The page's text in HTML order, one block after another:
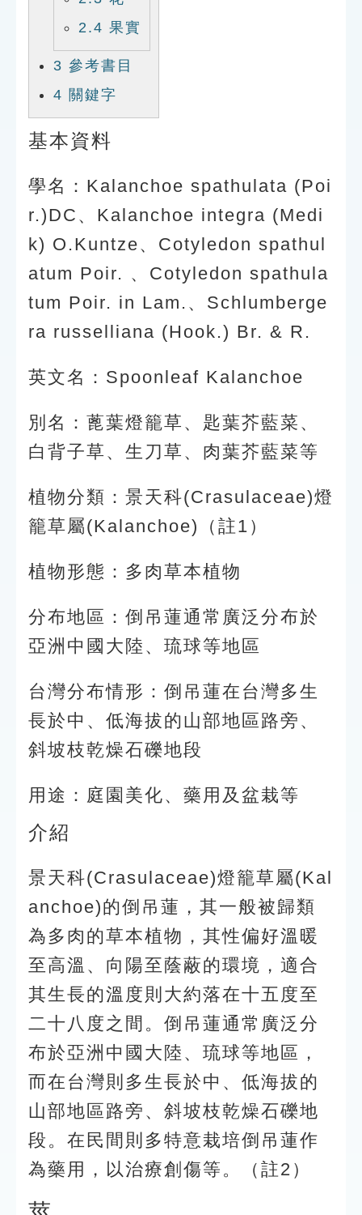
2.4 果實
3 參考書目
4 關鍵字
基本資料
學名：Kalanchoe spathulata (Poi
r.)DC、Kalanchoe integra (Medi
k) O.Kuntze、Cotyledon spathul
atum Poir. 、Cotyledon spathula
tum Poir. in Lam.、Schlumberge
ra russelliana (Hook.) Br. & R.
英文名：Spoonleaf Kalanchoe
別名：蓖葉燈籠草、匙葉芥藍菜、
白背子草、生刀草、肉葉芥藍菜等
植物分類：景天科(Crasulaceae)燈
籠草屬(Kalanchoe)（註1）
植物形態：多肉草本植物
分布地區：倒吊蓮通常廣泛分布於
亞洲中國大陸、琉球等地區
台灣分布情形：倒吊蓮在台灣多生
長於中、低海拔的山部地區路旁、
斜坡枝乾燥石礫地段
用途：庭園美化、藥用及盆栽等
介紹
景天科(Crasulaceae)燈籠草屬(Kal
anchoe)的倒吊蓮，其一般被歸類
為多肉的草本植物，其性偏好溫暖
至高溫、向陽至蔭蔽的環境，適合
其生長的溫度則大約落在十五度至
二十八度之間。倒吊蓮通常廣泛分
布於亞洲中國大陸、琉球等地區，
而在台灣則多生長於中、低海拔的
山部地區路旁、斜坡枝乾燥石礫地
段。在民間則多特意栽培倒吊蓮作
為藥用，以治療創傷等。（註2）